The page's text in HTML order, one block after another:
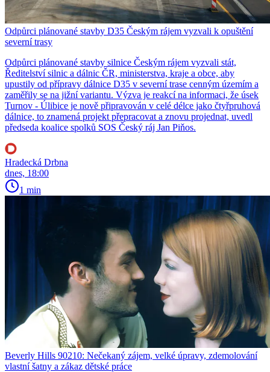
Odpůrci plánované stavby D35 Českým rájem vyzvali k opuštění
severní trasy
Odpůrci plánované stavby silnice Českým rájem vyzvali stát,
Ředitelství silnic a dálnic ČR, ministerstva, kraje a obce, aby
upustily od přípravy dálnice D35 v severní trase cenným územím a
zaměřily se na jižní variantu. Výzva je reakcí na informaci, že úsek
Turnov - Úlibice je nově připravován v celé délce jako čtyřpruhová
dálnice, to znamená projekt přepracovat a znovu projednat, uvedl
předseda koalice spolků SOS Český ráj Jan Piňos.
Hradecká Drbna
dnes, 18:00
1 min
Beverly Hills 90210: Nečekaný zájem, velké úpravy, zdemolování
vlastní šatny a zákaz dětské práce